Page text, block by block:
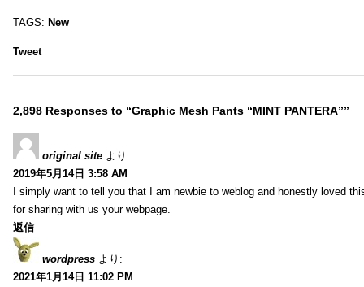
TAGS: New
Tweet
2,898 Responses to “Graphic Mesh Pants “MINT PANTERA””
original site より:
2019年5月14日 3:58 AM
I simply want to tell you that I am newbie to weblog and honestly loved
for sharing with us your webpage.
返信
wordpress より:
2021年1月14日 11:02 PM